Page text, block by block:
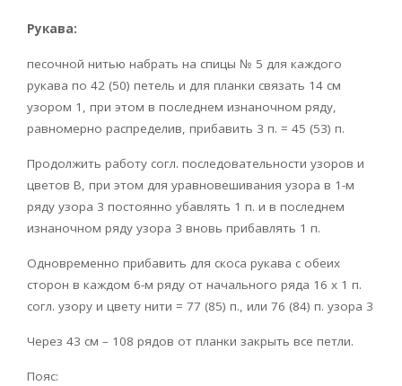
Рукава:
песочной нитью набрать на спицы № 5 для каждого
рукава по 42 (50) петель и для планки связать 14 см
узором 1, при этом в последнем изнаночном ряду,
равномерно распределив, прибавить 3 п. = 45 (53) п.
Продолжить работу согл. последовательности узоров и
цветов В, при этом для уравновешивания узора в 1-м
ряду узора 3 постоянно убавлять 1 п. и в последнем
изнаночном ряду узора 3 вновь прибавлять 1 п.
Одновременно прибавить для скоса рукава с обеих
сторон в каждом 6-м ряду от начального ряда 16 х 1 п.
согл. узору и цвету нити = 77 (85) п., или 76 (84) п. узора 3
Через 43 см – 108 рядов от планки закрыть все петли.
Пояс: